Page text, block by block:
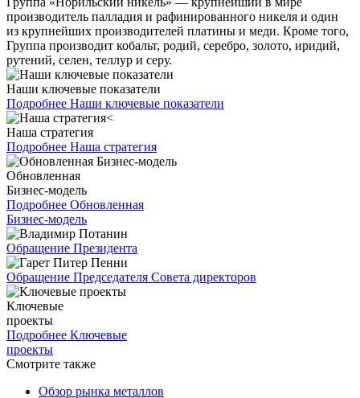
производитель палладия и рафинированного никеля и один
из крупнейших производителей платины и меди. Кроме того,
Группа производит кобальт, родий, серебро, золото, иридий,
рутений, селен, теллур и серу.
Наши ключевые показатели
Подробнее Наши ключевые показатели
Наша стратегия
Подробнее Наша стратегия
Обновленная
Бизнес-модель
Подробнее Обновленная
Бизнес-модель
Обращение Президента
Обращение Председателя Совета директоров
Ключевые
проекты
Подробнее Ключевые
проекты
Смотрите также
Обзор рынка металлов